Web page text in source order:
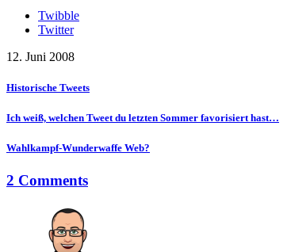
Twibble
Twitter
12. Juni 2008
Historische Tweets
Ich weiß, welchen Tweet du letzten Sommer favorisiert hast…
Wahlkampf-Wunderwaffe Web?
2 Comments